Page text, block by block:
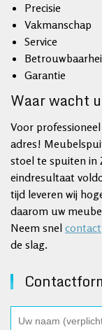
Precisie
Vakmanschap
Service
Garantie
Waar wacht
Voor
adres!
stoel te spuiten in
eindresultaat
tijd leveren wij
daarom uw
Neem snel contact
de slag.